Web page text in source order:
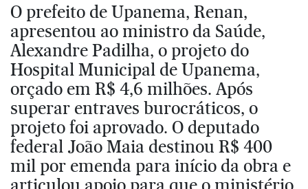
O prefeito de Upanema, Renan,
apresentou ao ministro da Saúde,
Alexandre Padilha, o projeto do
Hospital Municipal de Upanema,
orçado em R$ 4,6 milhões. Após
superar entraves burocráticos, o
projeto foi aprovado. O deputado
federal João Maia destinou R$ 400
mil por emenda para início da obra e
articulou apoio para que o ministério